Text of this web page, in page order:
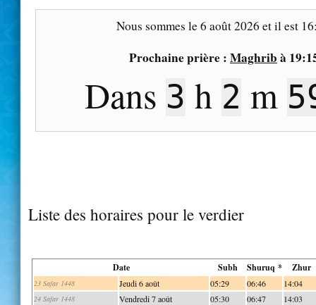
Nous sommes le6 août 2026 et il est
Prochaine prière : Maghrib à
Dans 3 h 2 m
Liste des horaires pour le verdier
Date Subh Shuruq * Zhur
23 Safar 1448 Jeudi 6 août 05:29 06:46 14:04
24 Safar 1448 Vendredi 7 août 05:30 06:47 14:03